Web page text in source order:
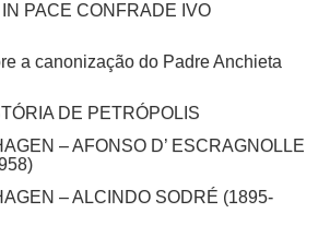
PACE CONFRADE IVO
a canonização do Padre Anchieta
DE PETRÓPOLIS
– AFONSO D’ ESCRAGNOLLE
– ALCINDO SODRÉ (1895-